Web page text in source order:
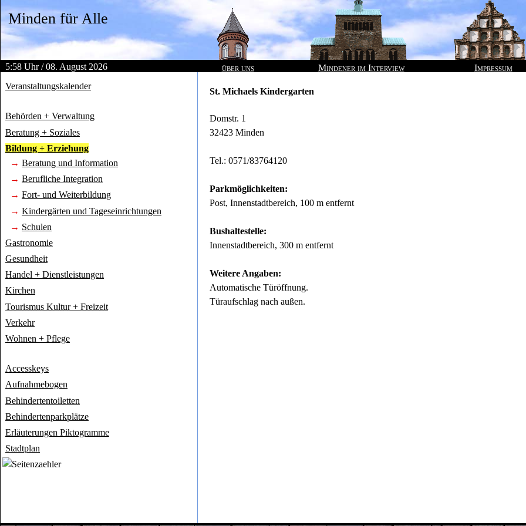
Minden für Alle
5:58 Uhr / 08. August 2026 über uns Mindener im Interview
Impressum
Veranstaltungskalender
Behörden + Verwaltung
Beratung + Soziales
Bildung + Erziehung
→ Beratung und Information
→ Berufliche Integration
→ Fort- und Weiterbildung
→ Kindergärten und Tageseinrichtungen
→ Schulen
Gastronomie
Gesundheit
Handel + Dienstleistungen
Kirchen
Tourismus Kultur + Freizeit
Verkehr
Wohnen + Pflege
Accesskeys
Aufnahmebogen
Behindertentoiletten
Behindertenparkplätze
Erläuterungen Piktogramme
Stadtplan
St. Michaels Kindergarten
Domstr. 1
32423 Minden
Tel.: 0571/83764120
Parkmöglichkeiten:
Post, Innenstadtbereich, 100 m entfernt
Bushaltestelle:
Innenstadtbereich, 300 m entfernt
Weitere Angaben:
Automatische Türöffnung.
Türaufschlag nach außen.